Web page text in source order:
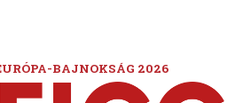
BAJNOKSÁG 2026